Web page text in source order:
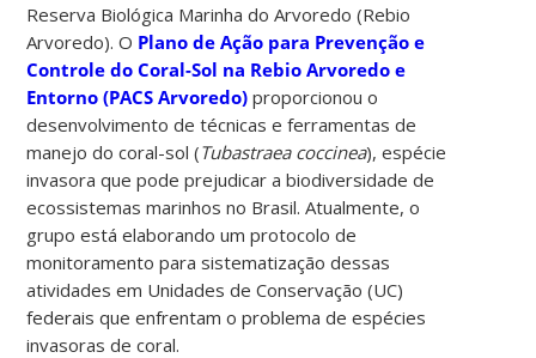
Reserva Biológica Marinha do Arvoredo (Rebio
Arvoredo). O Plano de Ação para Prevenção e
Controle do Coral-Sol na Rebio Arvoredo e
Entorno (PACS Arvoredo) proporcionou o
desenvolvimento de técnicas e ferramentas de
manejo do coral-sol (Tubastraea coccinea), espécie
invasora que pode prejudicar a biodiversidade de
ecossistemas marinhos no Brasil. Atualmente, o
grupo está elaborando um protocolo de
monitoramento para sistematização dessas
atividades em Unidades de Conservação (UC)
federais que enfrentam o problema de espécies
invasoras de coral.